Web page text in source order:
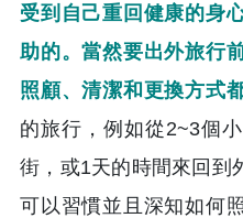
受到自己重回健康的身
助的。當然要出外旅行
照顧、清潔和更換方式
的旅行，例如從2~3個
街，或1天的時間來回到
可以習慣並且深知如何